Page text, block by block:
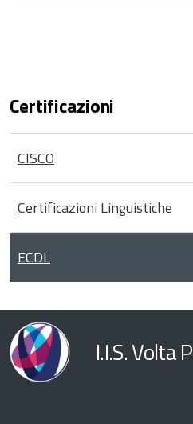
Certificazioni
CISCO
Certificazioni Linguistiche
ECDL
I.I.S. Volta